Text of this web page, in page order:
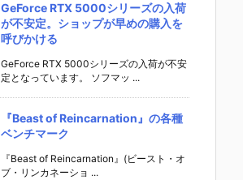
GeForce RTX 5000シリーズの入荷
が不安定。ショップが早めの購入を
呼びかける
GeForce RTX 5000シリーズの入荷が不安
定となっています。 ソフマッ ...
『Beast of Reincarnation』の各種
ベンチマーク
『Beast of Reincarnation』(ビースト・オ
ブ・リンカネーショ ...